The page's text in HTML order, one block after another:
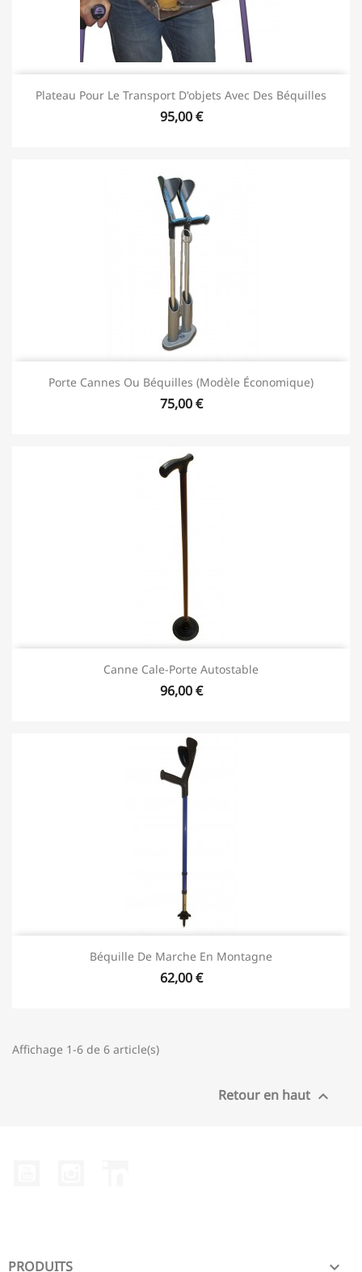
Plateau Pour Le Transport D'objets Avec Des Béquilles
95,00 €
Porte Cannes Ou Béquilles (modèle Économique)
75,00 €
Canne Cale-Porte Autostable
96,00 €
Béquille De Marche En Montagne
62,00 €
Affichage 1-6 de 6 article(s)
Retour en haut 
PRODUITS 